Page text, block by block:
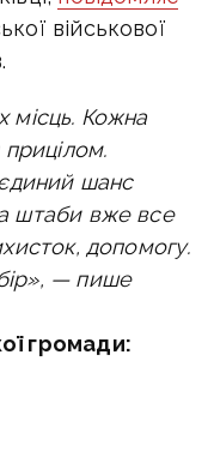
військової
місць. Кожна
шанс
штаби вже все
допомогу.
— пише
громади: